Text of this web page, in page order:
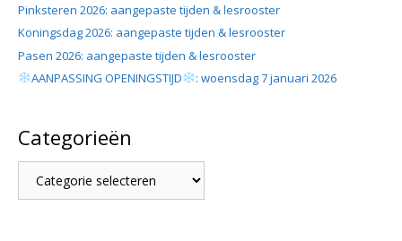
Pinksteren 2026: aangepaste tijden & lesrooster
Koningsdag 2026: aangepaste tijden & lesrooster
Pasen 2026: aangepaste tijden & lesrooster
AANPASSING OPENINGSTIJD
: woensdag 7 januari 2026
Categorieën